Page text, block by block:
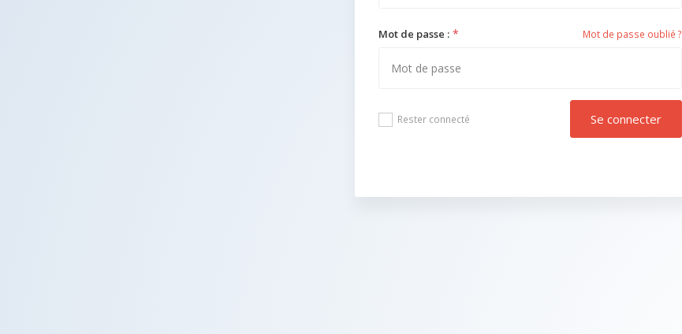
Mot de passe : * Mot de passe oublié ?
Rester connecté Se connecter